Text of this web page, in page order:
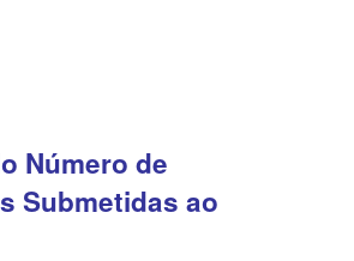
Número de
Submetidas ao